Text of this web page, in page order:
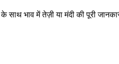
भाव में तेज़ी या मंदी की पूरी जानकारी